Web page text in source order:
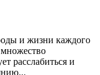
и жизни каждого
расслабиться и